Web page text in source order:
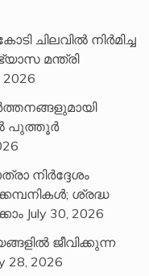
ചിലവിൽ നിർമിച്ച
മന്ത്രി
2026
പുത്തൂർ
നിർദ്ദേശം
ശ്രദ്ധ
July 30, 2026
ജീവിക്കുന്ന
28, 2026